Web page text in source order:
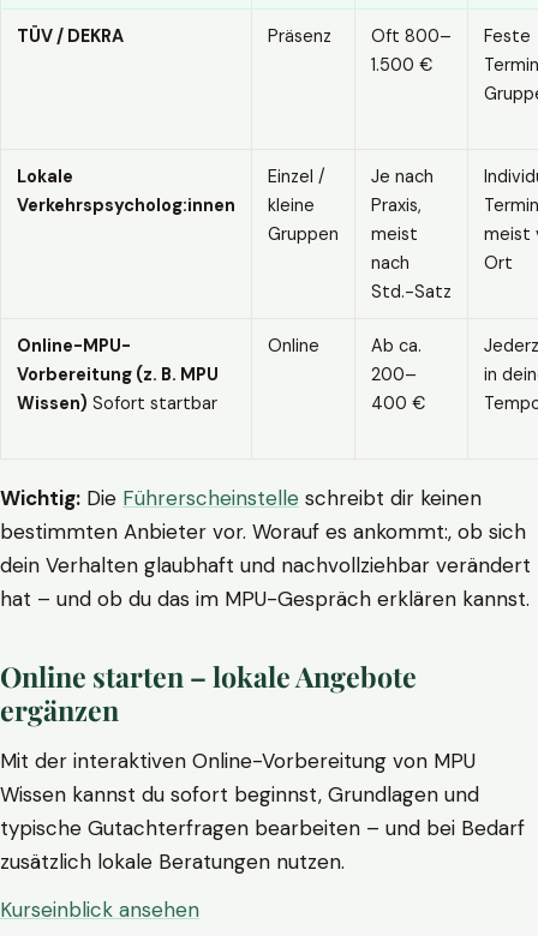
TÜV / DEKRA Präsenz
Oft 800–
1.500 €
Feste
Lokale
Verkehrspsycholog:innen
Einzel /
kleine
Gruppen
Je nach
Praxis,
meist
nach
Std.-Satz
meist
Ort
Online-MPU-
Vorbereitung (z. B. MPU
Wissen) Sofort startbar
Online
Ab ca.
200–
400 €
in
Wichtig: Die Führerscheinstelle schreibt dir keinen
bestimmten Anbieter vor. Worauf es ankommt:, ob sich
dein Verhalten glaubhaft und nachvollziehbar verändert
hat – und ob du das im MPU-Gespräch erklären kannst.
Online starten – lokale Angebote
ergänzen
Mit der interaktiven Online-Vorbereitung von MPU
Wissen kannst du sofort beginnst, Grundlagen und
typische Gutachterfragen bearbeiten – und bei Bedarf
zusätzlich lokale Beratungen nutzen.
Kurseinblick ansehen